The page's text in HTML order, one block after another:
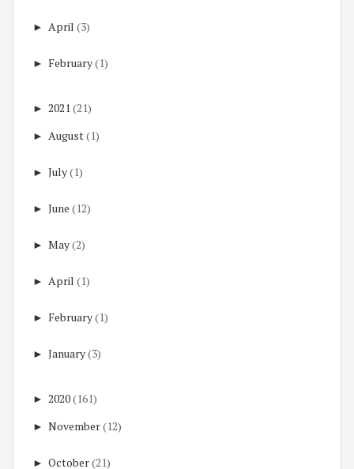
► April (3)
► February(1)
► 2021 (21)
► August(1)
► July(1)
► June (12)
► May(2)
► April (1)
► February(1)
► January(3)
► 2020(161)
► November(12)
► October(21)